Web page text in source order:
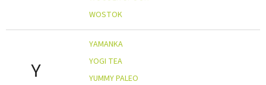
WOSTOK
Y
YAMANKA
YOGI TEA
YUMMY PALEO